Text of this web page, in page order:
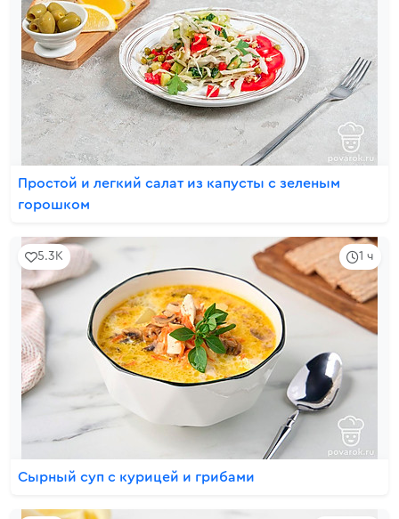
Простой и легкий салат из капусты с зеленым
горошком
1 ч
5.3K
Сырный суп с курицей и грибами